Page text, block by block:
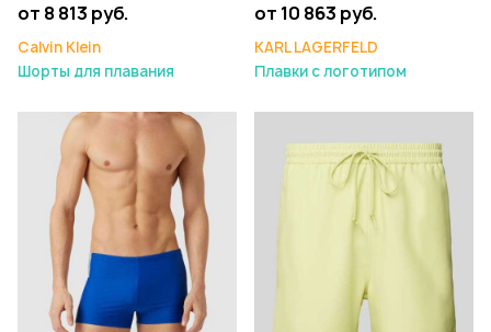
от 8 813 руб.
Calvin Klein
Шорты для плавания
от 10 863 руб.
KARL LAGERFELD
Плавки с логотипом